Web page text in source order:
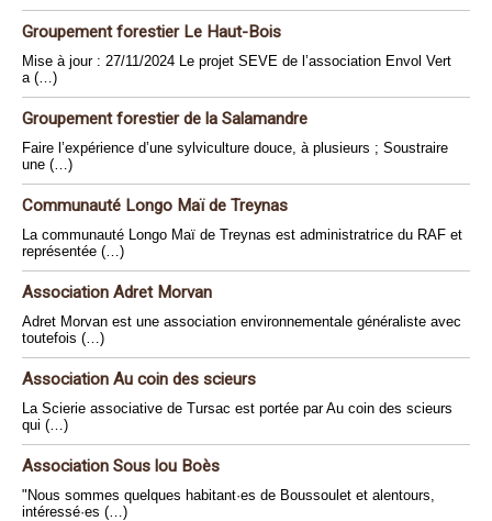
Groupement forestier Le Haut-Bois
Mise à jour : 27/11/2024 Le projet SEVE de l’association Envol Vert
a (…)
Groupement forestier de la Salamandre
Faire l’expérience d’une sylviculture douce, à plusieurs ; Soustraire
une (…)
Communauté Longo Maï de Treynas
La communauté Longo Maï de Treynas est administratrice du RAF et
représentée (…)
Association Adret Morvan
Adret Morvan est une association environnementale généraliste avec
toutefois (…)
Association Au coin des scieurs
La Scierie associative de Tursac est portée par Au coin des scieurs
qui (…)
Association Sous lou Boès
"Nous sommes quelques habitant·es de Boussoulet et alentours,
intéressé·es (…)